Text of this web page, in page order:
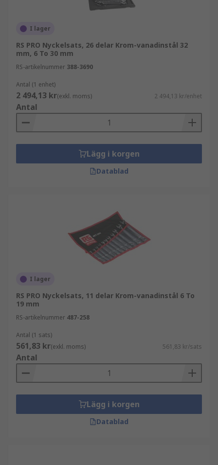
guide för
skiftnyckelsatser
Vilka mått används för skiftnyckelsatser?
Tum-skiftnycklar
Tum-skiftnycklar använder AF-systemet (across
flats), där måttet tas mellan två parallella sidor
av fästelementet. En tum-skiftnyckel passar ett
Metriska skiftnycklar
Metriska skiftnycklar använder också AF-
dock metriska mått och ger ett mått i millimeter
Användningsområden för skiftnyckelsatser
Skiftnyckelsatser används inom många olika
branscher, men de används oftast av:
Mekaniker
Elektriker
Nätverkstekniker
Gör-det-själv-entusiaster
I lager
RS PRO Nyckelsats, 26 delar Krom-vanadinstål 32
mm, 6 To 30 mm
RS-artikelnummer 388-3690
Antal (1 enhet)
2 494,13 kr(exkl. moms) 2 494,13 kr/enhet
Antal
Lägg i korgen
Datablad
I lager
RS PRO Nyckelsats, 11 delar Krom-vanadinstål 6 To
19 mm
RS-artikelnummer 487-258
Antal (1 sats)
561,83 kr(exkl. moms) 561,83 kr/sats
Antal
Lägg i korgen
Datablad